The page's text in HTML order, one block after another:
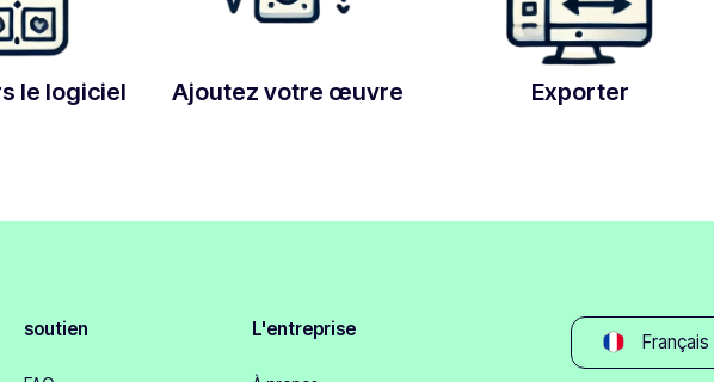
le logiciel Ajoutez votre œuvre Exporter
soutien L'entreprise
Français